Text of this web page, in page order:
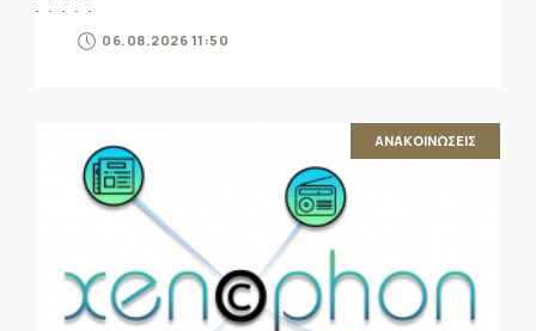
06.08.2026 11:50
ΑΝΑΚΟΙΝΩΣΕΙΣ